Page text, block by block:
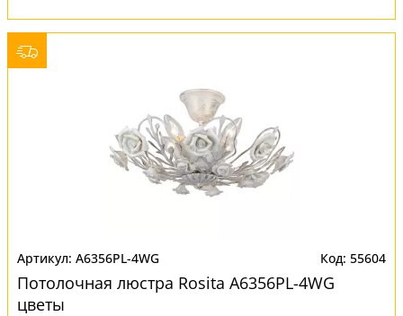
A6356PL-4WG 55604
Потолочная люстра Rosita A6356PL-4WG
цветы